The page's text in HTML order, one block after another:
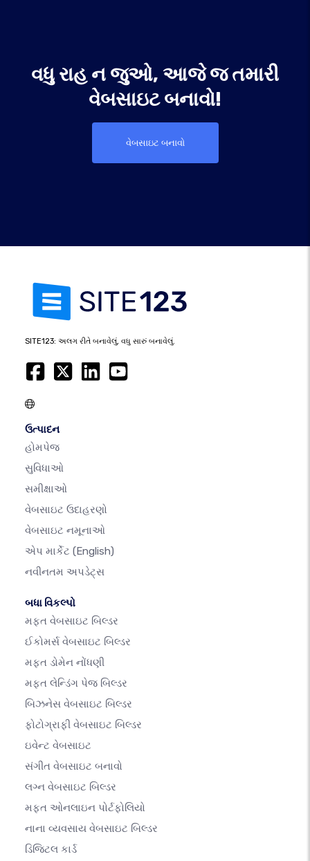
વધુ રાહ ન જુઓ, આજે જ તમારી
વેબસાઇટ બનાવો!
વેબસાઇટ બનાવો
SITE123: અલગ રીતે બનાવેલું, વધુ સારું બનાવેલું.
ઉત્પાદન
હોમપેજ
સુવિધાઓ
સમીક્ષાઓ
વેબસાઇટ ઉદાહરણો
વેબસાઇટ નમૂનાઓ
એપ માર્કેટ (English)
નવીનતમ અપડેટ્સ
બધા વિકલ્પો
મફત વેબસાઇટ બિલ્ડર
ઈકોમર્સ વેબસાઇટ બિલ્ડર
મફત ડોમેન નોંધણી
મફત લેન્ડિંગ પેજ બિલ્ડર
બિઝનેસ વેબસાઇટ બિલ્ડર
ફોટોગ્રાફી વેબસાઇટ બિલ્ડર
ઇવેન્ટ વેબસાઇટ
સંગીત વેબસાઇટ બનાવો
લગ્ન વેબસાઇટ બિલ્ડર
મફત ઓનલાઇન પોર્ટફોલિયો
નાના વ્યવસાય વેબસાઇટ બિલ્ડર
ડિજિટલ કાર્ડ